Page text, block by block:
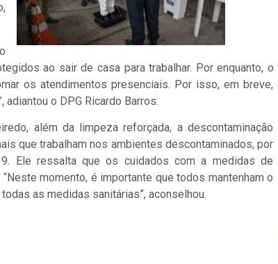
ao sair de casa para trabalhar. Por enquanto,
os atendimentos presenciais. Por isso, em
o DPG Ricardo Barros.
além da limpeza reforçada, a descontaminação
que trabalham nos ambientes descontaminados, por
Ele ressalta que os cuidados com a medidas de
momento, é importante que todos mantenham o
as medidas sanitárias”, aconselhou.